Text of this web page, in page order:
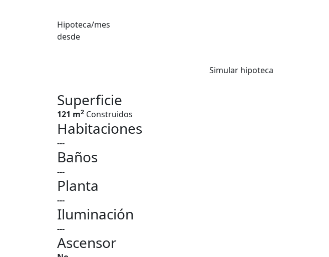
Hipoteca/mes
desde
Simular hipoteca
Superficie
121 m2 Construidos
Habitaciones
---
Baños
---
Planta
---
Iluminación
---
Ascensor